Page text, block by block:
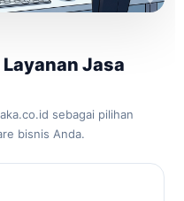
Jasa
sebagai pilihan
bisnis Anda.